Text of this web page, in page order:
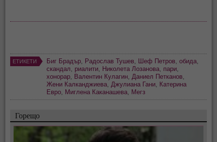
ЕТИКЕТИ Биг Брадър Радослав Тушев Шеф Петров ,обида
скандал
риалити Николета Лозанова пари
хонорар
Валентин Кулагин Даниел Петканов
Жени Калканджиева Джулиана Гани
Катерина
Евро
Миглена Каканашева Мегз
Горещо